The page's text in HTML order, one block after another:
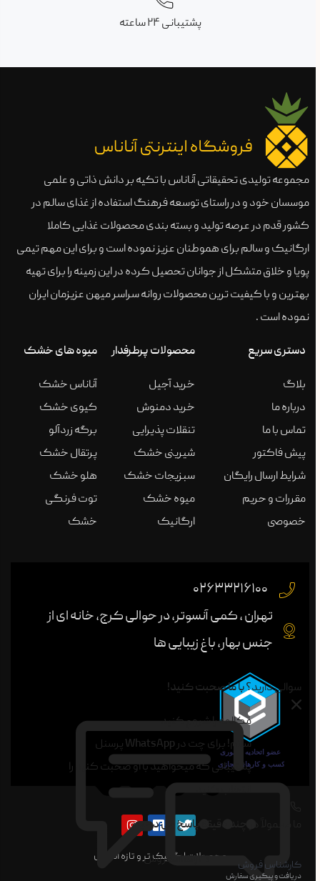
پشتیبانی ۲۴ ساعته
مجموعه تولیدی تحقیقاتی آناناس با تکیه بر دانش ذاتی و علمی
موسسان خود و در راستای توسعه فرهنگ استفاده از غذای سالم در
کشور قدم در عرصه تولید و بسته بندی محصولات غذایی کاملا
ارگانیک و سالم برای هموطنان عزیز نموده است و برای این مهم تیمی
پویا و خلاق متشکل از جوانان تحصیل کرده در این زمینه را برای تهیه
بهترین و با کیفیت ترین محصولات روانه سراسر میهن عزیزمان ایران
نموده است .
دستری سریع
بلاگ
درباره ما
تماس با ما
پیش فاکتور
شرایط ارسال رایگان
مقررات و حریم
خصوصی
محصولات پرطرفدار
خرید آجیل
خرید دمنوش
تنقلات پذیرایی
شیرینی خشک
سبزیجات خشک
میوه خشک
ارگانیک
میوه های خشک
آناناس خشک
کیوی خشک
برگه زردآلو
پرتقال خشک
هلو خشک
توت فرنگی
خشک
۰۲۶۳۳۲۱۶۱۰۰
تهران ، کمی آنسوتر، در حوالی کرج، خانه ای از
جنس بهار، باغ زیبایی ها
محصولات ارگانیک تر و تازه آناناس
سوالی دارید؟با ما صحبت کنید!
مکالمه را شروع کنید
سلام! برای چت درWhatsAppپرسنل
پشتیبانی که میخواهید با او صحبت کنید را
انتخاب کنید
چند دقیقه پاسخ می دهیم
کارشناس فروش
دریافت و پیگیری سفارش